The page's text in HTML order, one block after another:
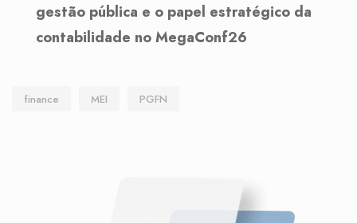
gestão pública e o papel estratégico da
contabilidade no MegaConf26
finance MEI PGFN